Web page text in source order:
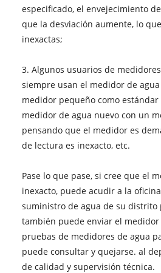
especificado, el envejecimiento
que la desviación aumente, lo
inexactas;
3. Algunos usuarios de
siempre usan el medidor de
medidor pequeño como
medidor de agua nuevo con un
pensando que el medidor es
de lectura es inexacto, etc.
Pase lo que pase, si cree que el
inexacto, puede acudir a la
suministro de agua de su distrito
también puede enviar el
pruebas de medidores de agua
puede consultar y quejarse. al
de calidad y supervisión técnica.